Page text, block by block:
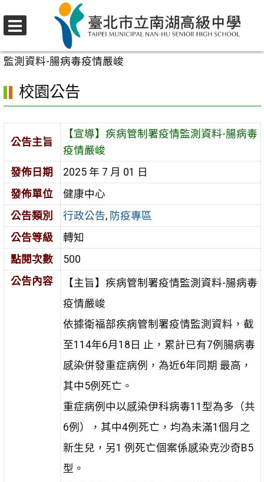
至
要
區
校園公告
監測資料-腸病毒疫情嚴峻
校園公告
公告主旨
【宣導】疾病管制署疫情監測資料-腸病毒
疫情嚴峻
發佈日期
2025 年 7 月 01 日
發佈單位
健康中心
公告類別
行政公告, 防疫專區
公告等級
轉知
點閱次數
500
公告內容
【主旨】疾病管制署疫情監測資料-腸病毒
疫情嚴峻
依據衛福部疾病管制署疫情監測資料，截
至114年6月18日 止，累計已有7例腸病毒
感染併發重症病例，為近6年同期 最高，
其中5例死亡。
重症病例中以感染伊科病毒11型為多（共
6例），其中4例死亡，均為未滿1個月之
新生兒，另1 例死亡個案係感染克沙奇B5
型。
選
單